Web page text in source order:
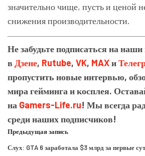
значительно чище, пусть и ценой
снижения производительности.
Не забудьте подписаться на
в Дзене, Rutube, VK, MAXи
пропустить новые интервью,
мира гейминга и косплея.
на Gamers-Life.ru! Мы всегда
среди наших подписчиков!
Предыдущая запись
Слух: GTA 6 заработала $3 млрд за первые